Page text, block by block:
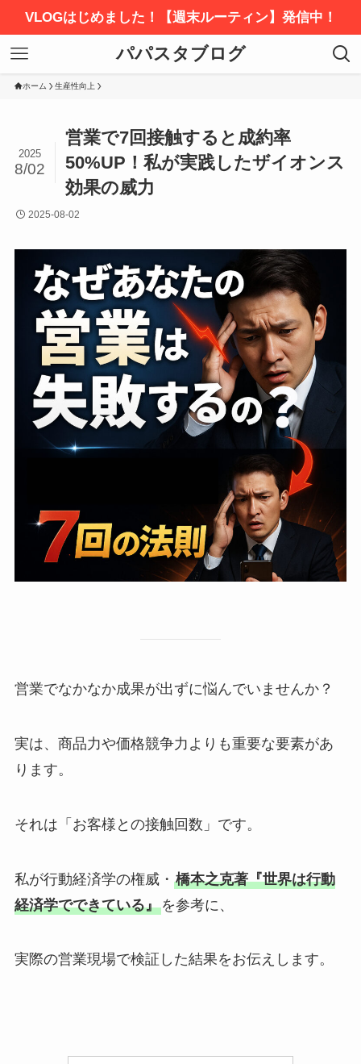
VLOGはじめました！【週末ルーティン】発信中！
パパスタブログ
ホーム 生産性向上
営業で7回接触すると成約率
50%UP！私が実践したザイオンス
効果の威力
2025
8/02
2025-08-02
営業でなかなか成果が出ずに悩んでいませんか？
実は、商品力や価格競争力よりも重要な要素があ
ります。
それは「お客様との接触回数」です。
私が行動経済学の権威・ 橋本之克著『世界は行動
経済学でできている』を参考に、
実際の営業現場で検証した結果をお伝えします。